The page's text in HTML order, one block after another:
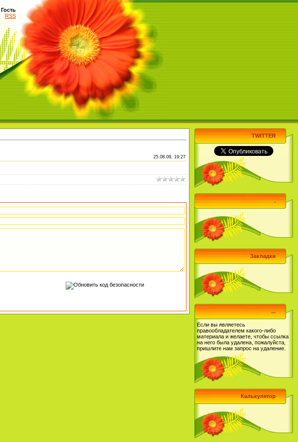
Гость
RSS
25.08.09, 19:27
TWITTER
.
Закладки
...
Если вы являетесь
правообладателем какого-либо
материала и желаете, чтобы ссылка
на него была удалена, пожалуйста,
пришлите нам запрос на удаление.
Калькулятор